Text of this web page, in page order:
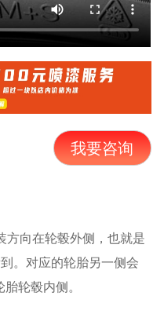
我要咨询
方向在轮毂外侧，也就是
。对应的轮胎另一侧会
轮毂内侧。